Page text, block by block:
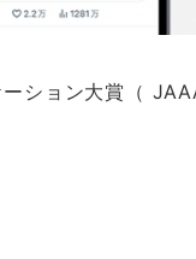
ション大賞（